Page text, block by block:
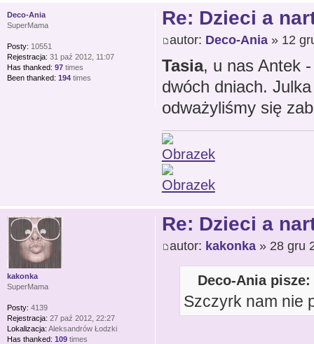
Re: Dzieci a
autor: Deco-Ania» 12
Tasia, u nas Antek
dwóch dniach.
odważyliśmy się
Deco-Ania
SuperMama
Posty: 10551
Rejestracja: 31 paź 2012, 11:07
Has thanked: 97 times
Been thanked: 194 times
Re: Dzieci a
autor: kakonka» 28 gru
Deco-Ania pisze:
Szczyrk nam nie
kakonka
SuperMama
Posty: 4139
Rejestracja: 27 paź 2012, 22:27
Lokalizacja: Aleksandrów Łodzki
Has thanked: 109 times